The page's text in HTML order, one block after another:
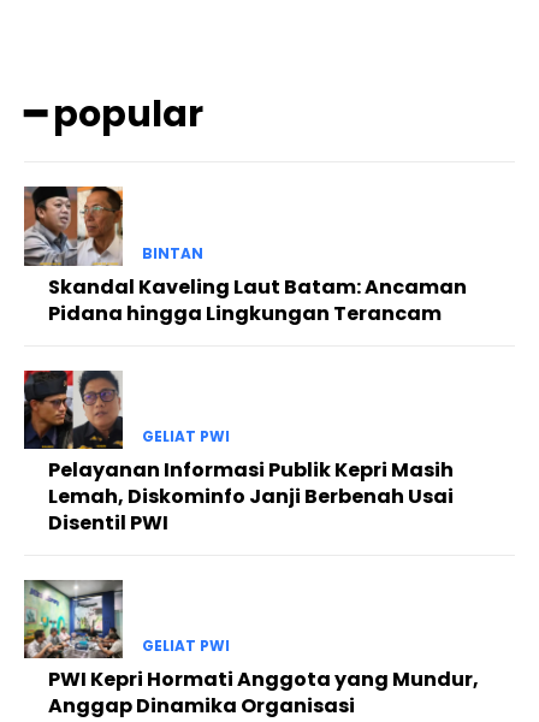
━ popular
BINTAN
Skandal Kaveling Laut Batam: Ancaman
Pidana hingga Lingkungan Terancam
GELIAT PWI
Pelayanan Informasi Publik Kepri Masih
Lemah, Diskominfo Janji Berbenah Usai
Disentil PWI
GELIAT PWI
PWI Kepri Hormati Anggota yang Mundur,
Anggap Dinamika Organisasi